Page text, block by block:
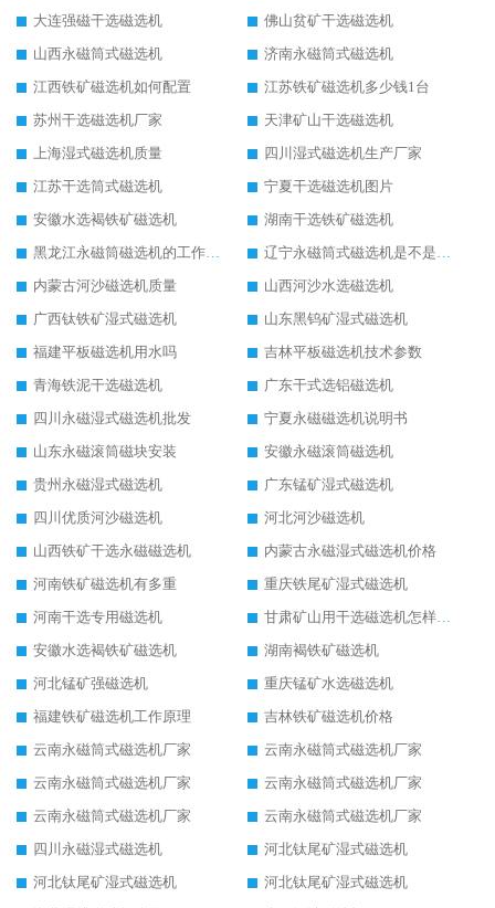
大连强磁干选磁选机
佛山贫矿干选磁选机
山西永磁筒式磁选机
济南永磁筒式磁选机
江西铁矿磁选机如何配置
江苏铁矿磁选机多少钱1台
苏州干选磁选机厂家
天津矿山干选磁选机
上海湿式磁选机质量
四川湿式磁选机生产厂家
江苏干选筒式磁选机
宁夏干选磁选机图片
安徽水选褐铁矿磁选机
湖南干选铁矿磁选机
黑龙江永磁筒磁选机的工作原理
辽宁永磁筒式磁选机是不是强磁
内蒙古河沙磁选机质量
山西河沙水选磁选机
广西钛铁矿湿式磁选机
山东黑钨矿湿式磁选机
福建平板磁选机用水吗
吉林平板磁选机技术参数
青海铁泥干选磁选机
广东干式选铝磁选机
四川永磁湿式磁选机批发
宁夏永磁磁选机说明书
山东永磁滚筒磁块安装
安徽永磁滚筒磁选机
贵州永磁湿式磁选机
广东锰矿湿式磁选机
四川优质河沙磁选机
河北河沙磁选机
山西铁矿干选永磁磁选机
内蒙古永磁湿式磁选机价格
河南铁矿磁选机有多重
重庆铁尾矿湿式磁选机
河南干选专用磁选机
甘肃矿山用干选磁选机怎样调磁
安徽水选褐铁矿磁选机
湖南褐铁矿磁选机
河北锰矿强磁选机
重庆锰矿水选磁选机
福建铁矿磁选机工作原理
吉林铁矿磁选机价格
云南永磁筒式磁选机厂家
云南永磁筒式磁选机厂家
云南永磁筒式磁选机厂家
云南永磁筒式磁选机厂家
云南永磁筒式磁选机厂家
云南永磁筒式磁选机厂家
四川永磁湿式磁选机
河北钛尾矿湿式磁选机
河北钛尾矿湿式磁选机
河北钛尾矿湿式磁选机